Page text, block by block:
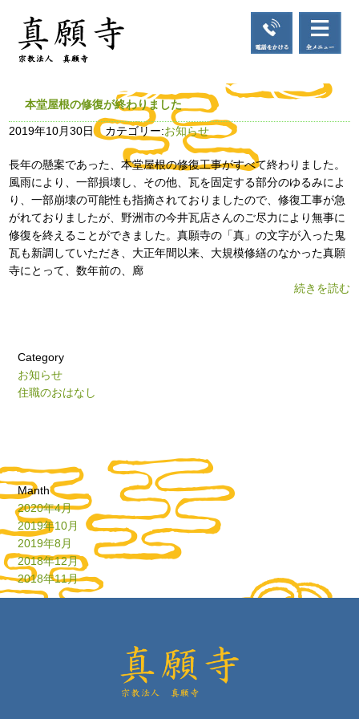
本堂屋根の修復が終わりました
2019年10月30日 カテゴリー:お知らせ
長年の懸案であった、本堂屋根の修復工事がすべて終わりました。
風雨により、一部損壊し、その他、瓦を固定する部分のゆるみによ
り、一部崩壊の可能性も指摘されておりましたので、修復工事が急
がれておりましたが、野洲市の今井瓦店さんのご尽力により無事に
修復を終えることができました。真願寺の「真」の文字が入った鬼
瓦も新調していただき、大正年間以来、大規模修繕のなかった真願
寺にとって、数年前の、廊
続きを読む
Category
お知らせ
住職のおはなし
Manth
2020年4月
2019年10月
2019年8月
2018年12月
2018年11月